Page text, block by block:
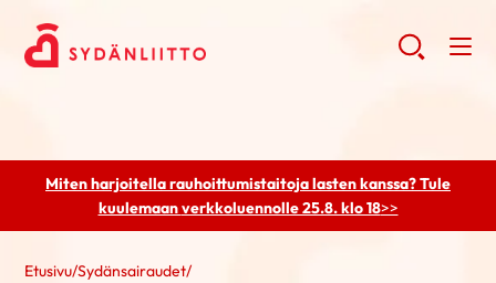
Miten harjoitella rauhoittumistaitoja lasten kanssa? Tule
kuulemaanverkkoluennolle 25.8. klo 18>>
Etusivu/Sydänsairaudet/